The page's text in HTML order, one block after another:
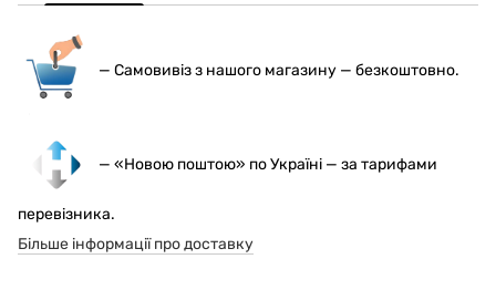
— Самовивіз з нашого магазину — безкоштовно.
— «Новою поштою» по Україні — за тарифами
перевізника.
Більше інформації про доставку